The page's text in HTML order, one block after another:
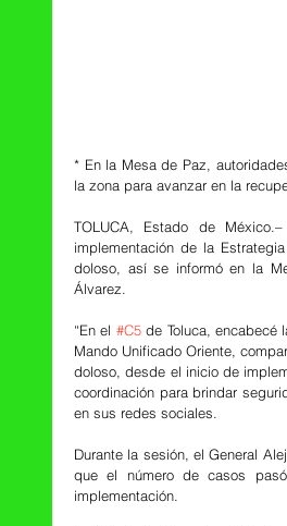
* En la Mesa de Paz,
la zona para avanzar en la
TOLUCA, Estado de
implementación de la
doloso, así se informó en la
Álvarez.
“En el #C5 de Toluca, encabecé
Mando Unificado Oriente,
doloso, desde el inicio de
coordinación para brindar
en sus redes sociales.
Durante la sesión, el General
que el número de casos
implementación.